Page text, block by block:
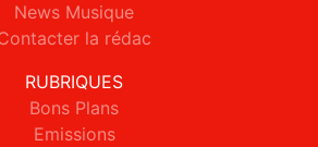
News Musique
la rédac
RUBRIQUES
Bons Plans
Emissions